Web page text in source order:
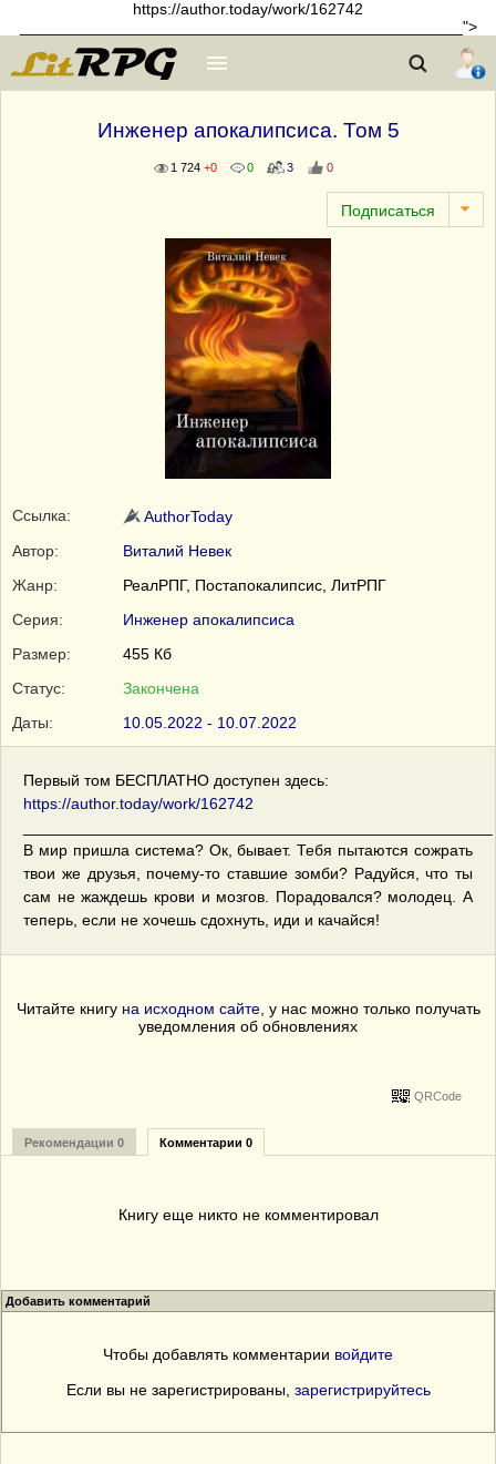
https://author.today/work/162742
__________________________________________________">
Инженер апокалипсиса. Том 5
1 724 +0 0 3 0
Ссылка:
AuthorToday
Автор:
Виталий Невек
Жанр:
РеалРПГ, Постапокалипсис, ЛитРПГ
Серия:
Инженер апокалипсиса
Размер:
455 Кб
Статус:
Закончена
Даты:
10.05.2022 - 10.07.2022
Первый том БЕСПЛАТНО доступен здесь:
https://author.today/work/162742
В мир пришла система? Ок, бывает. Тебя пытаются сожрать
твои же друзья, почему-то ставшие зомби? Радуйся, что ты
сам не жаждешь крови и мозгов. Порадовался? молодец. А
теперь, если не хочешь сдохнуть, иди и качайся!
Читайте книгу на исходном сайте, у нас можно только получать
уведомления об обновлениях
QRCode
Рекомендации 0 Комментарии 0
Книгу еще никто не комментировал
Добавить комментарий
Чтобы добавлять комментарии войдите
Если вы не зарегистрированы, зарегистрируйтесь